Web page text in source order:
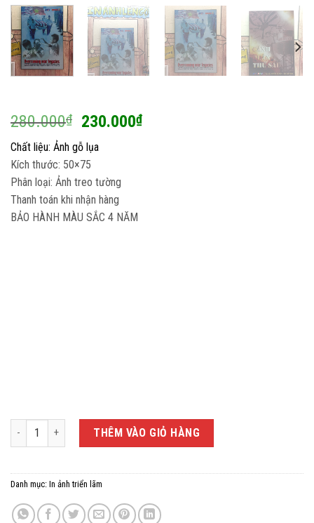
280.000₫
Giá
gốc
là:
280.000₫.
230.000₫Giá
Chất liệu: Ảnh gỗ lụa
Kích thước: 50×75
Phân loại: Ảnh treo tường
Thanh toán khi nhận hàng
BẢO HÀNH MÀU SẮC 4 NĂM
Ảnh gỗ triển lãm treo tường hoặc trưng bày 50x75 số lượng
THÊM VÀO GIỎ HÀNG
Danh mục: In ảnh triển lãm